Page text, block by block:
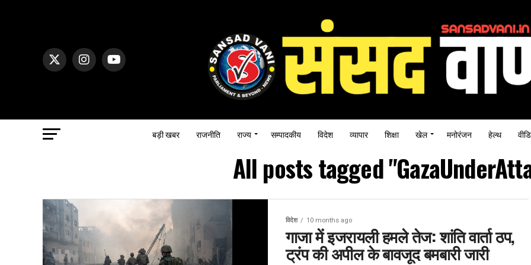
बड़ी खबर राजनीति राज्य सम्पादकीय विदेश व्यापार शिक्षा खेल मनोरंजन हेल्थ
All posts tagged
विदेश 10 months ago
गाजा में इजरायली हमले तेज: शांति वार्ता ठप,
ट्रंप की अपील के बावजूद बमबारी जारी